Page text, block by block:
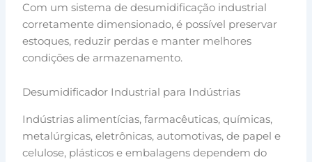
Com um sistema de desumidificação industrial
corretamente dimensionado, é possível preservar
estoques, reduzir perdas e manter melhores
condições de armazenamento.
Desumidificador Industrial para Indústrias
Indústrias alimentícias, farmacêuticas, químicas,
metalúrgicas, eletrônicas, automotivas, de papel e
celulose, plásticos e embalagens dependem do